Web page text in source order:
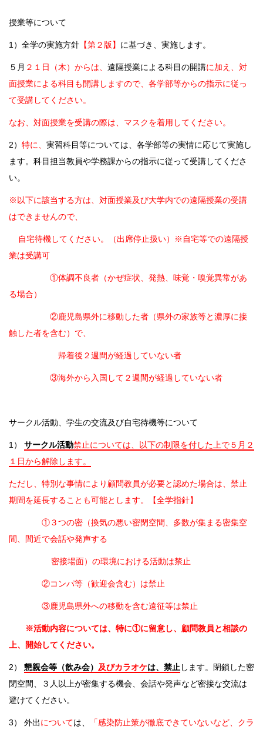
授業等について
1）全学の実施方針 【第２版】 に基づき、実施します。
５月 ２１日（木）からは、 遠隔授業による科目の開講に加え、対
面授業による科目も開講しますので、各学部等からの指示に従っ
て受講してください。
なお、対面授業を受講の際は、マスクを着用してください。
2） 特に、 実習科目等については、各学部等の実情に応じて実施し
ます。科目担当教員や学務課からの指示に従って受講してくださ
い。
※以下に該当する方は、対面授業及び大学内での遠隔授業の受講
はできませんので、
自宅待機してください。（出席停止扱い）※自宅等での遠隔授
業は受講可
①体調不良者（かぜ症状、発熱、味覚・嗅覚異常があ
る場合）
②鹿児島県外に移動した者（県外の家族等と濃厚に接
触した者を含む）で、
帰着後２週間が経過していない者
③海外から入国して２週間が経過していない者
サークル活動、学生の交流及び自宅待機等について
1） サークル活動禁止については、以下の制限を付した上で５月２
１日から解除します。
ただし、特別な事情により顧問教員が必要と認めた場合は、禁止
期間を延長することも可能とします。【全学指針】
①３つの密（換気の悪い密閉空間、多数が集まる密集空
間、間近で会話や発声する
密接場面）の環境における活動は禁止
②コンパ等（歓迎会含む）は禁止
③鹿児島県外への移動を含む遠征等は禁止
※活動内容については、特に①に留意し、顧問教員と相談の
上、開始してください。
2） 懇親会等（飲み会） 及びカラオケは、禁止 します。閉鎖した密
閉空間、３人以上が密集する機会、会話や発声など密接な交流は
避けてください。
3） 外出については、 「感染防止策が徹底できていないなど、クラ